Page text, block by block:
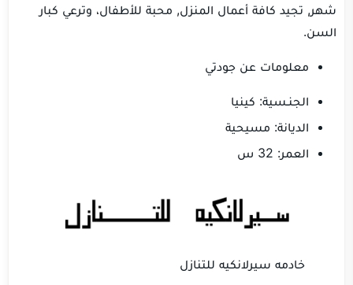
شهر, تجيد كافة أعمال المنزل, محبة للأطفال، وترعي كبار
السن.
معلومات عن جودتي
الجنـسية: كينيا
الديانة: مسيحية
العمر: 32 س
خادمه سيرلانكيه للتنازل